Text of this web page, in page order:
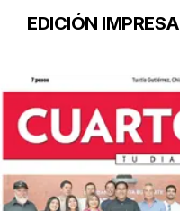
EDICIÓN IMPRESA